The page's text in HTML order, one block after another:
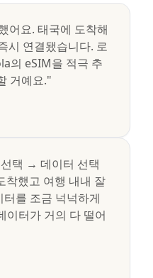
어요. 태국에 도착해
시 연결됐습니다. 로
의 eSIM을 적극 추
거예요."
택 → 데이터 선택
착했고 여행 내내 잘
를 조금 넉넉하게
이터가 거의 다 떨어